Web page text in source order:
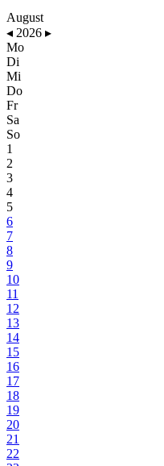
August
◂ 2026 ▸
Mo
Di
Mi
Do
Fr
Sa
So
1
2
3
4
5
6
7
8
9
10
11
12
13
14
15
16
17
18
19
20
21
22